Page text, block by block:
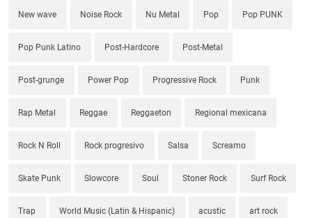
New wave Noise Rock Nu Metal Pop Pop PUNK
Pop Punk Latino Post-Hardcore Post-Metal
Post-grunge Power Pop Progressive Rock Punk
Rap Metal Reggae Reggaeton Regional mexicana
Rock N Roll Rock progresivo Salsa Screamo
Skate Punk Slowcore Soul Stoner Rock Surf Rock
Trap World Music (Latin & Hispanic) acustic art rock